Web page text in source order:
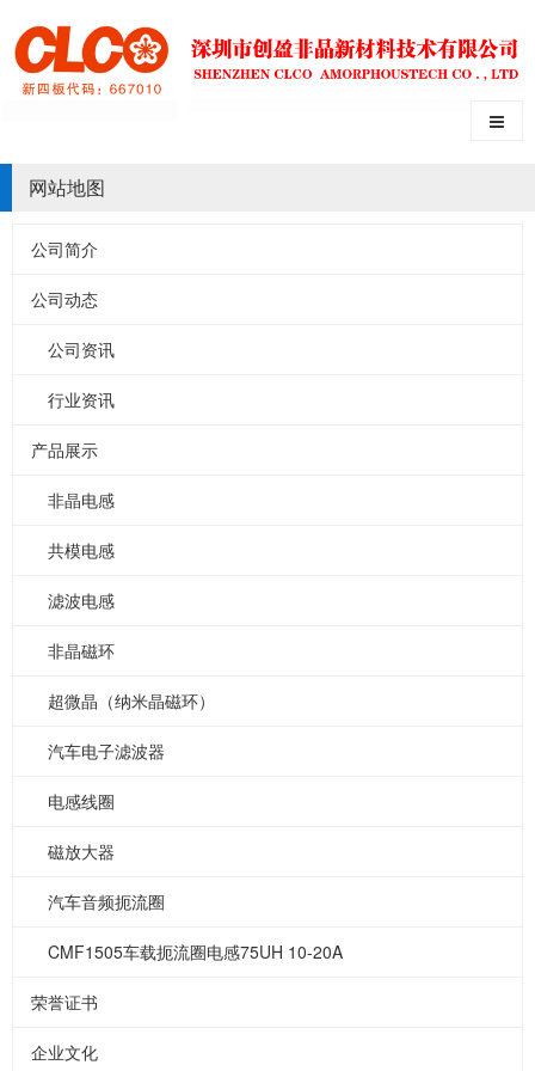
网站地图
公司简介
公司动态
公司资讯
行业资讯
产品展示
非晶电感
共模电感
滤波电感
非晶磁环
超微晶（纳米晶磁环）
汽车电子滤波器
电感线圈
磁放大器
汽车音频扼流圈
CMF1505车载扼流圈电感75UH 10-20A
荣誉证书
企业文化